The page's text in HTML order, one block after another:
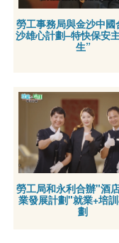
勞工事務局與金沙中國
沙雄心計劃–特快保安
生”
勞工局和永利合辦"酒
業發展計劃"就業+培
劃